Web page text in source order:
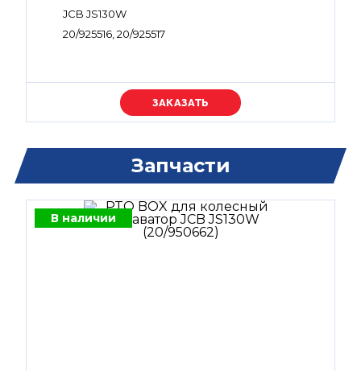
JCB JS130W
20/925516, 20/925517
Уточняйте цену
Запчасти
В наличии